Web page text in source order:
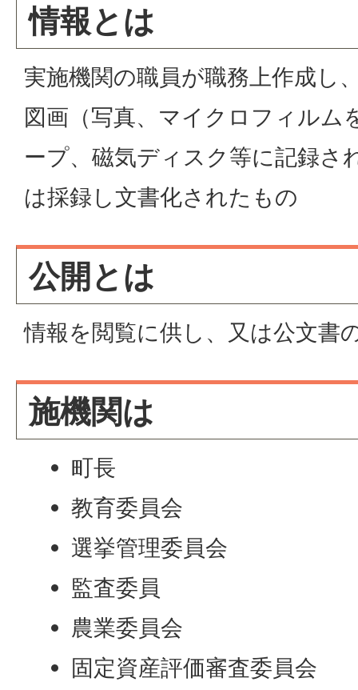
情報とは
実施機関の職員が職務上作成し
図画（写真、マイクロフィルム
ープ、磁気ディスク等に記録さ
は採録し文書化されたもの
公開とは
情報を閲覧に供し、又は公文書
施機関は
町長
教育委員会
選挙管理委員会
監査委員
農業委員会
固定資産評価審査委員会